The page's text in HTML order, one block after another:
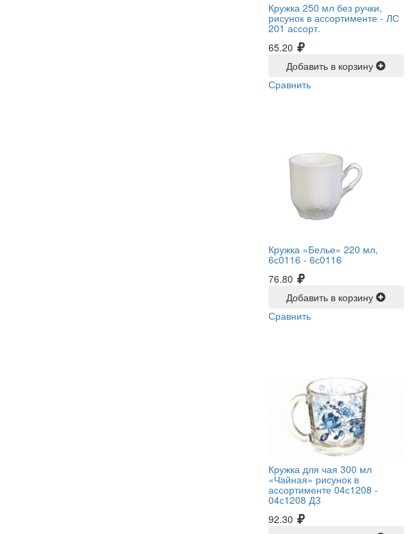
Кружка 250 мл без ручки,
рисунок в ассортименте - ЛС
201 ассорт.
65.20
Добавить в корзину
Сравнить
Кружка «Белье» 220 мл,
6с0116 - 6с0116
76.80
Добавить в корзину
Сравнить
Кружка для чая 300 мл
«Чайная» рисунок в
ассортименте 04с1208 -
04с1208 ДЗ
92.30